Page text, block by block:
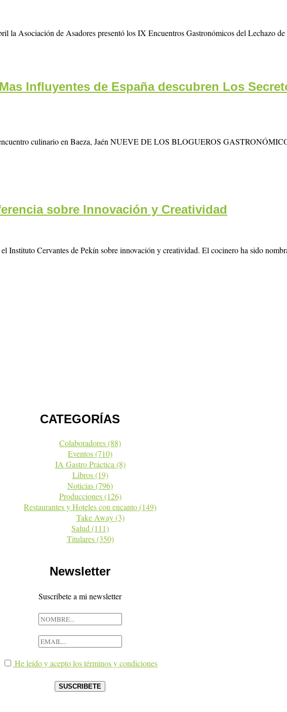
la Asociación de Asadores presentó los IX Encuentros Gastronómicos del Lechazo
Influyentes de España descubren Los
culinario en Baeza, Jaén NUEVE DE LOS BLOGUEROS
sobre Innovación y Creatividad
Instituto Cervantes de Pekín sobre innovación y creatividad. El cocinero ha sido
CATEGORÍAS
Colaboradores(88)
Eventos(710)
IA Gastro Práctica (8)
Libros(19)
Noticias(796)
Producciones(126)
Restaurantes y Hoteles con encanto(149)
Take Away(3)
Salud (111)
Titulares(350)
Newsletter
Suscribete a mi newsletter
He leído y acepto los términos y condiciones